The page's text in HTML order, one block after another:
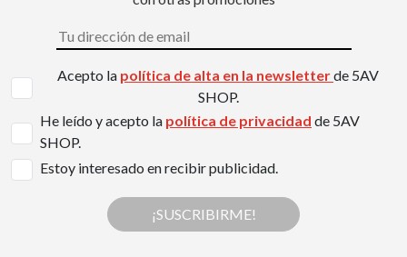
Acepto la política de alta en la newsletterde 5AV
SHOP.
He leído y acepto la política de privacidad de 5AV
SHOP.
Estoy interesado en recibir publicidad.
¡SUSCRIBIRME!